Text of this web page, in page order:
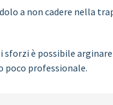
a non cadere nella
è possibile
poco professionale.